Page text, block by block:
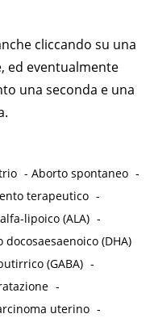
cliccando su una
ed eventualmente
una seconda e una
-Aborto spontaneo -
terapeutico -
lipoico (ALA) -
docosaesaenoico (DHA)
(GABA) -
-
uterino -